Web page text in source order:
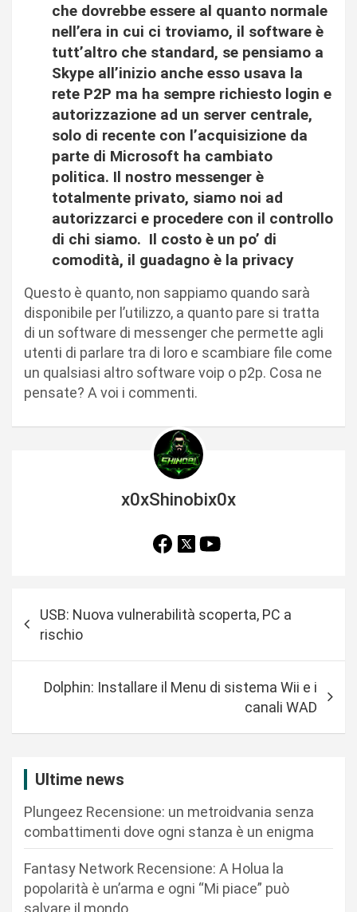
che dovrebbe essere al quanto normale
nell’era in cui ci troviamo, il software è
tutt’altro che standard, se pensiamo a
Skype all’inizio anche esso usava la
rete P2P ma ha sempre richiesto login e
autorizzazione ad un server centrale,
solo di recente con l’acquisizione da
parte di Microsoft ha cambiato
politica. Il nostro messenger è
totalmente privato, siamo noi ad
autorizzarci e procedere con il controllo
di chi siamo. Il costo è un po’ di
comodità, il guadagno è la privacy
Questo è quanto, non sappiamo quando sarà
disponibile per l’utilizzo, a quanto pare si tratta
di un software di messenger che permette agli
utenti di parlare tra di loro e scambiare file come
un qualsiasi altro software voip o p2p. Cosa ne
pensate? A voi i commenti.
x0xShinobix0x
a
USB: Nuova vulnerabilità scoperta, PC a
rischio
Dolphin: Installare il Menu di sistema Wii e i
canali WAD
Ultime news
Plungeez Recensione: un metroidvania senza
combattimenti dove ogni stanza è un enigma
Fantasy Network Recensione: A Holua la
popolarità è un’arma e ogni “Mi piace” può
salvare il mondo